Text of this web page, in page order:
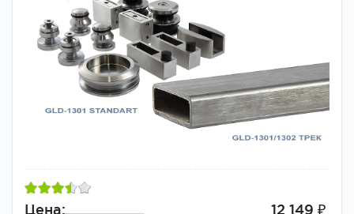
Цена: 12 149 ₽